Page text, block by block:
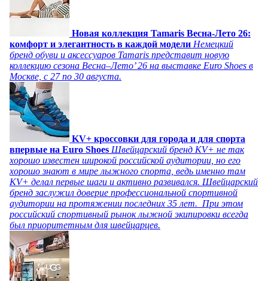
Новая коллекция Tamaris Весна-Лето 26:
комфорт и элегантность в каждой модели Немецкий
бренд обуви и аксессуаров Tamaris представит новую
коллекцию сезона Весна–Лето’ 26 на выставке Euro Shoes в
Москве, с 27 по 30 августа.
KV+ кроссовки для города и для спорта
впервые на Euro Shoes Швейцарский бренд KV+ не так
хорошо известен широкой российской аудитории, но его
хорошо знают в мире лыжного спорта, ведь именно там
KV+ делал первые шаги и активно развивался. Швейцарский
бренд заслужил доверие профессиональной спортивной
аудитории на протяжении последних 35 лет. При этом
российский спортивный рынок лыжной экипировки всегда
был приоритетным для швейцарцев.